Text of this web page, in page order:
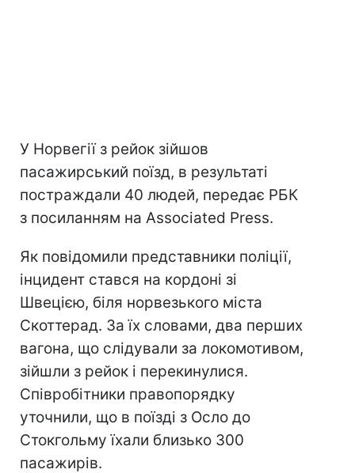
У Норвегії з рейок зійшов
пасажирський поїзд, в результаті
постраждали 40 людей, передає РБК
з посиланням на Associated Press.
Як повідомили представники поліції,
інцидент стався на кордоні зі
Швецією, біля норвезького міста
Скоттерад. За їх словами, два перших
вагона, що слідували за локомотивом,
зійшли з рейок і перекинулися.
Співробітники правопорядку
уточнили, що в поїзді з Осло до
Стокгольму їхали близько 300
пасажирів.